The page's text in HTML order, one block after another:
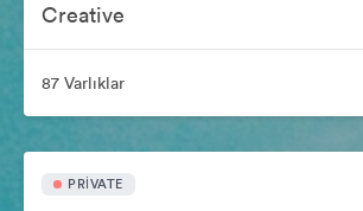
Creative
87 Varlıklar
PRIVATE